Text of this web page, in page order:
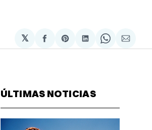
𝕏
Compartir
en
Share
on
Compartir
en
Share
on
via
ÚLTIMAS NOTICIAS